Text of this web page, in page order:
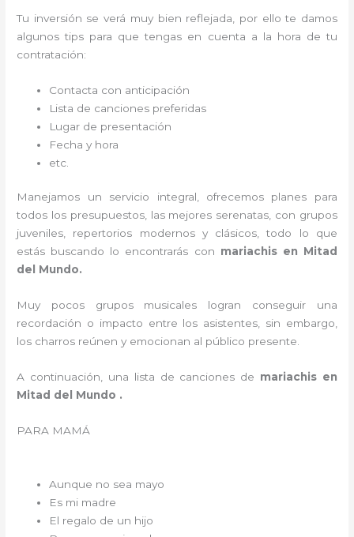
Tu inversión se verá muy bien reflejada, por ello te damos
algunos tips para que tengas en cuenta a la hora de tu
contratación:
Contacta con anticipación
Lista de canciones preferidas
Lugar de presentación
Fecha y hora
etc.
Manejamos un servicio integral, ofrecemos planes para
todos los presupuestos, las mejores serenatas, con grupos
juveniles, repertorios modernos y clásicos, todo lo que
estás buscando lo encontrarás con mariachis en Mitad
del Mundo.
Muy pocos grupos musicales logran conseguir una
recordación o impacto entre los asistentes, sin embargo,
los charros reúnen y emocionan al público presente.
A continuación, una lista de canciones de mariachis en
Mitad del Mundo .
PARA MAMÁ
Aunque no sea mayo
Es mi madre
El regalo de un hijo